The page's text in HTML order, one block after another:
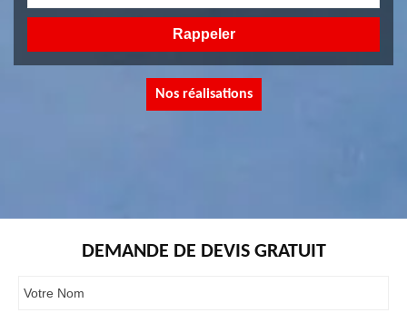
Nos réalisations
DEMANDE DE DEVIS GRATUIT